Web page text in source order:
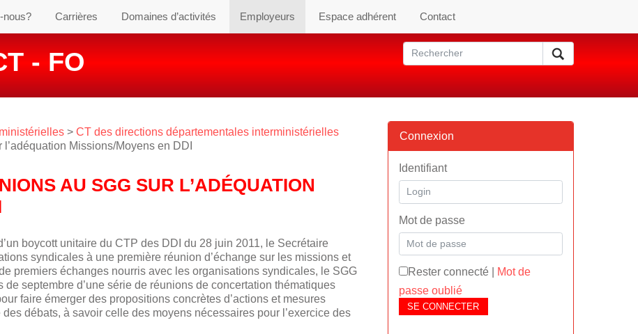
nous? Carrières Domaines d’activités Employeurs Espace adhérent Contact
- FO
> CT des directions départementales interministérielles
Missions/Moyens en DDI
AU SGG SUR L’ADÉQUATION
boycott unitaire du CTP des DDI du 28 juin 2011, le Secrétaire
syndicales à une première réunion d’échange sur les missions et
premiers échanges nourris avec les organisations syndicales, le SGG
de septembre d’une série de réunions de concertation thématiques
faire émerger des propositions concrètes d’actions et mesures
débats, à savoir celle des moyens nécessaires pour l’exercice des
Connexion
Identifiant
Mot de passe
Rester connecté|
Mot de
passe oublié
SE CONNECTER